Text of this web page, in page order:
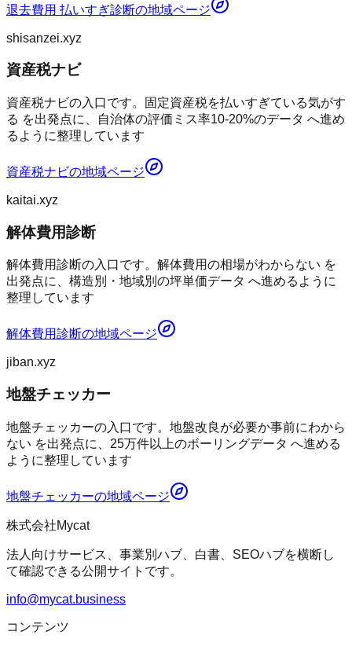
退去費用 払いすぎ診断の地域ページ
shisanzei.xyz
資産税ナビ
資産税ナビの入口です。固定資産税を払いすぎている気がす
る を出発点に、自治体の評価ミス率10-20%のデータ へ進め
るように整理しています
資産税ナビの地域ページ
kaitai.xyz
解体費用診断
解体費用診断の入口です。解体費用の相場がわからない を
出発点に、構造別・地域別の坪単価データ へ進めるように
整理しています
解体費用診断の地域ページ
jiban.xyz
地盤チェッカー
地盤チェッカーの入口です。地盤改良が必要か事前にわから
ない を出発点に、25万件以上のボーリングデータ へ進める
ように整理しています
地盤チェッカーの地域ページ
株式会社Mycat
法人向けサービス、事業別ハブ、白書、SEOハブを横断し
て確認できる公開サイトです。
info@mycat.business
コンテンツ